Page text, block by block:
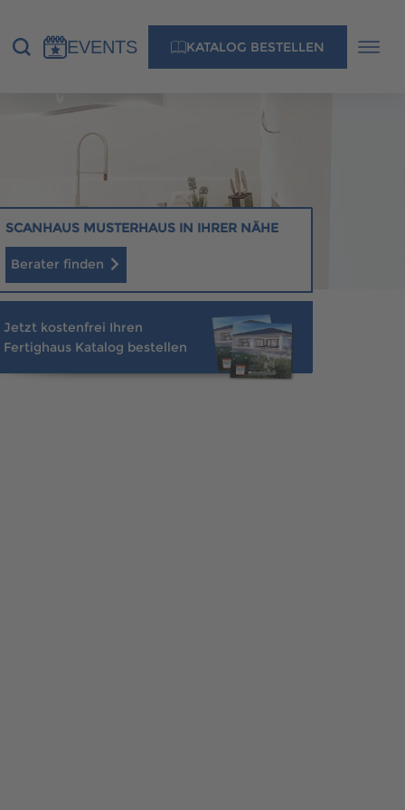
EVENTS KATALOG BESTELLEN
KONTAKT
MUSTERHAUS FINDEN
MUSTERHAUS FINDEN
SCANHAUS MUSTERHAUS IN IHRER NÄHE
Berater finden
Jetzt kostenfrei Ihren
Fertighaus Katalog bestellen